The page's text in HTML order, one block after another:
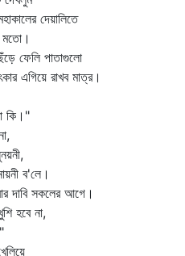
পাতাগুলো
রাখব মাত্র।
ব'লে।
সকলের আগে।
না,